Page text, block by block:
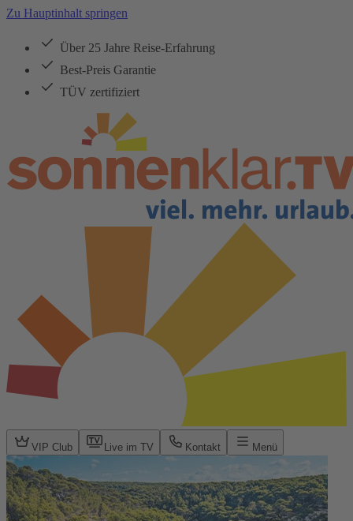
Zu Hauptinhalt springen
Über 25 Jahre Reise-Erfahrung
Best-Preis Garantie
TÜV zertifiziert
VIP Club Live im TV Kontakt Menü